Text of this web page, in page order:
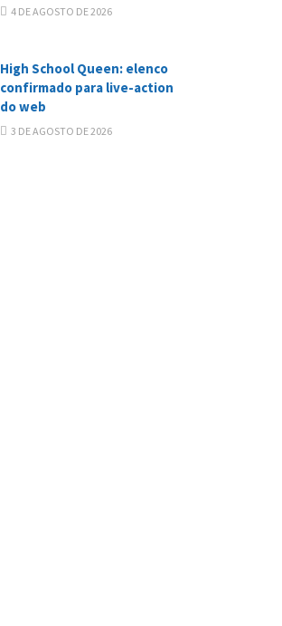
4 DE AGOSTO DE 2026
High School Queen: elenco
confirmado para live-action
do web
3 DE AGOSTO DE 2026